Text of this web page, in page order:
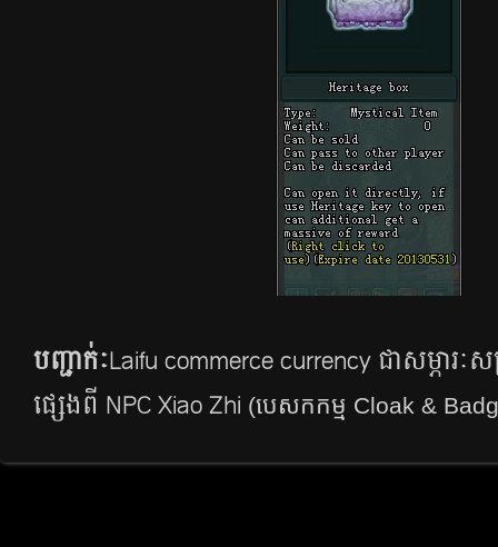
បញ្ជាក់ៈLaifu commerce currency​ ជាសម្ភារ
ផ្សេងពី NPC Xiao Zhi (​បេសកកម្ម​ Cloak &